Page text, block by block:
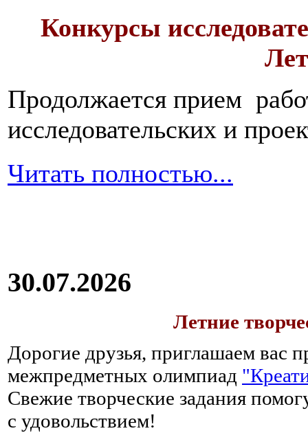
Конкурсы
Продолжается прием
исследовательских и
Читать полностью...
30.07.2026
Летние
Дорогие друзья, приглашаем вас
межпредметных олимпиад
Свежие творческие задания
с удовольствием!